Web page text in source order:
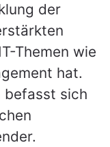
der
Themen wie
hat.
befasst sich